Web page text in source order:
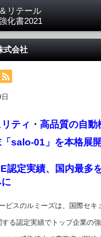
式会社
ティ・高品質の自動
salo-01」を本格展開
認定実績、国内最多
ビスのルミーズは、国際セキ
する認定実績でトップ企業の